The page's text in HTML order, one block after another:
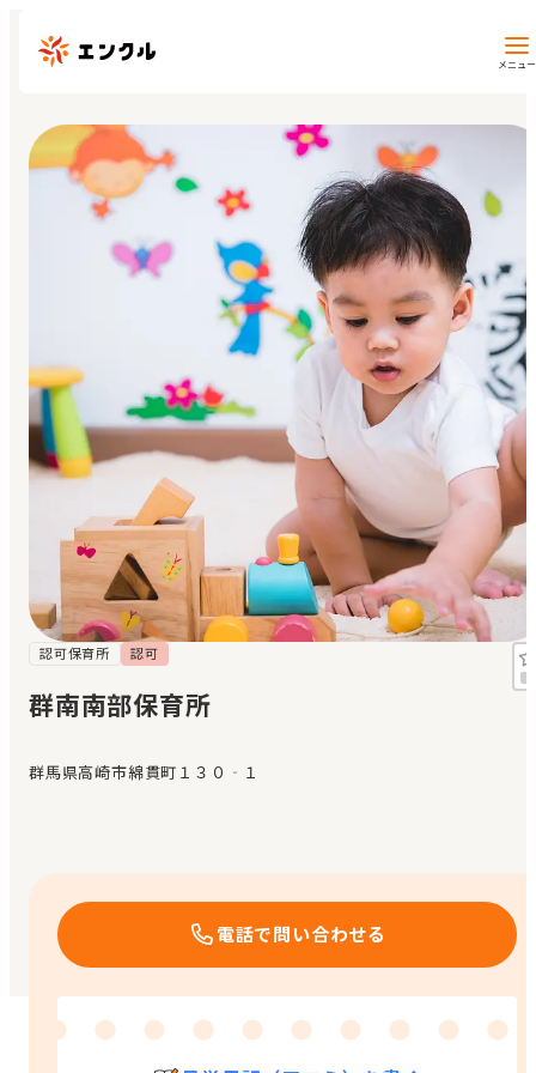
メニュー
保育園・幼稚園を探す
地図から探す
閲覧履歴
お気に入り
見学日記
メッセージ
おすすめの園
エンクルの特徴と活用方法
認可保育所 認可
群南南部保育所
群馬県高崎市綿貫町１３０‐１
電話で問い合わせる